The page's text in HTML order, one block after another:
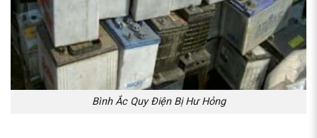
Bình Ắc Quy Điện Bị Hư Hỏng